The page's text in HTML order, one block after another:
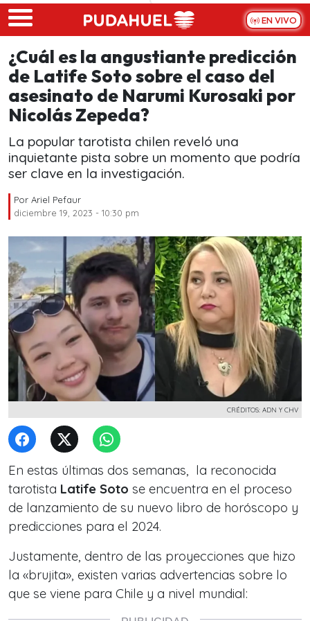
Skip to main content
EN VIVO
¿Cuál es la angustiante predicción
de Latife Soto sobre el caso del
asesinato de Narumi Kurosaki por
Nicolás Zepeda?
La popular tarotista chilen reveló una
inquietante pista sobre un momento que podría
ser clave en la investigación.
Por Ariel Pefaur
diciembre 19, 2023 - 10:30 pm
CRÉDITOS: ADN Y CHV
En estas últimas dos semanas, la reconocida
tarotista Latife Soto se encuentra en el proceso
de lanzamiento de su nuevo libro de horóscopo y
predicciones para el 2024.
Justamente, dentro de las proyecciones que hizo
la «brujita», existen varias advertencias sobre lo
que se viene para Chile y a nivel mundial: